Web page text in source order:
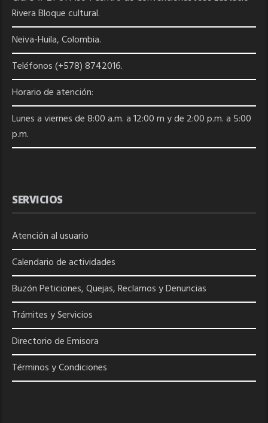
Rivera Bloque cultural.
Neiva-Huila, Colombia.
Teléfonos (+578) 8742016.
Horario de atención:
Lunes a viernes de 8:00 a.m. a 12:00 m y de 2:00 p.m. a 5:00
p.m.
SERVICIOS
Atención al usuario
Calendario de actividades
Buzón Peticiones, Quejas, Reclamos y Denuncias
Trámites y Servicios
Directorio deEmisora
Términos y Condiciones